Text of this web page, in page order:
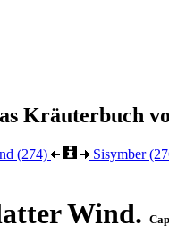
Kräuterbuch
(274) Sisymber
Wind.